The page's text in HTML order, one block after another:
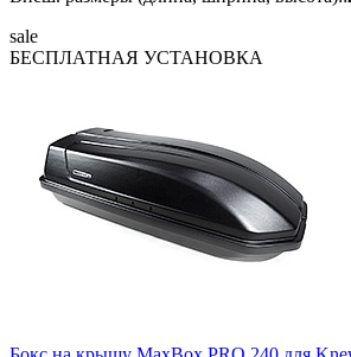
sale
БЕСПЛАТНАЯ УСТАНОВКА